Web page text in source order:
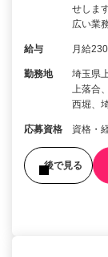
せしま
広い業
給与 月給
勤務地
埼玉県
上落合
西堀、
応募資格 資格・
後で見る